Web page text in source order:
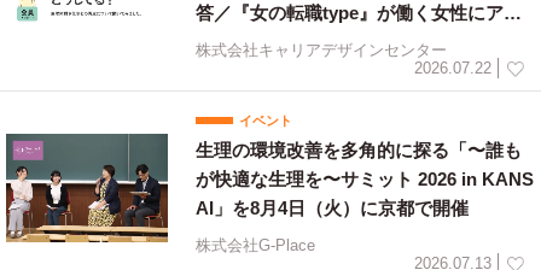
答／『女の転職type』が働く女性にアン
ケート【第134回】
株式会社キャリアデザインセンター
2026.07.22
イベント
生理の環境改善を多角的に探る「〜誰も
が快適な生理を〜サミット 2026 in KANS
AI」を8月4日（火）に京都で開催
株式会社G-Place
2026.07.13